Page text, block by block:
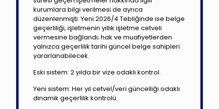
kurumlara bilgi verilmesi de ayrıca
düzenlenmişti. Yeni 2026/4 Tebliğinde ise belge
geçerliliği, işletmenin yıllık işletme cetveli
vermesine bağlandı; hak ve muafiyetlerden
yalnızca geçerlilik tarihi güncel belge sahipleri
yararlanabilecek.
Eski sistem: 2 yılda bir vize odaklı kontrol.
Yeni sistem: Her yıl cetvel/veri güncelliği odaklı
dinamik geçerlilik kontrolü.